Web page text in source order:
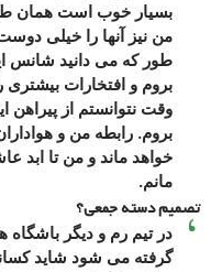
بسیار خوب است همان
من نیز آنها را خیلی
طور که می دانید شانس
بروم و افتخارات
وقت نتوانستم از پیراهن
بروم. رابطه من و
خواهد ماند و من تا ابد
مانم.
تصمیم دسته جمعی؟
در تیم رم و دیگر
گرفته می شود شاید